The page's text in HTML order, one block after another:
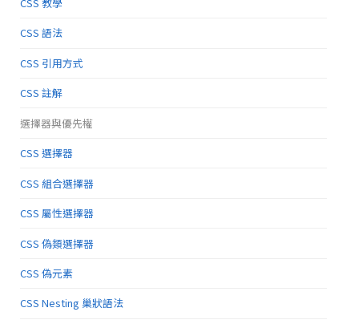
CSS 語法
CSS 引用方式
CSS 註解
選擇器與優先權
CSS 選擇器
CSS 組合選擇器
CSS 屬性選擇器
CSS 偽類選擇器
CSS 偽元素
CSS Nesting 巢狀語法